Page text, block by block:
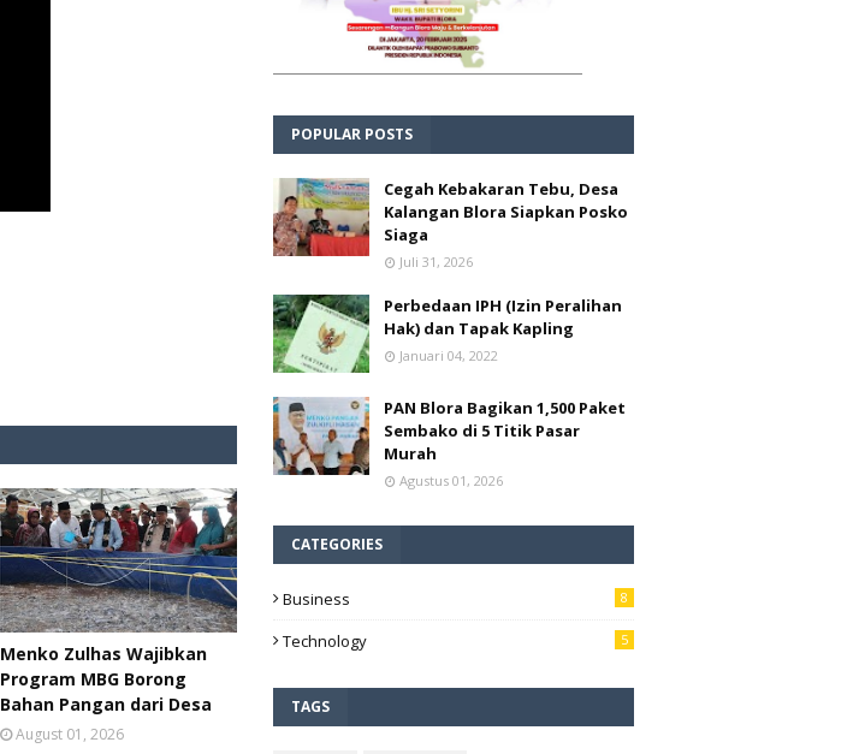
Menko Zulhas Wajibkan
Program MBG Borong
Bahan Pangan dari Desa
August 01, 2026
POPULAR POSTS
Cegah Kebakaran Tebu, Desa
Kalangan Blora Siapkan Posko
Siaga
Juli 31, 2026
Perbedaan IPH (Izin Peralihan
Hak) dan Tapak Kapling
Januari 04, 2022
PAN Blora Bagikan 1,500 Paket
Sembako di 5 Titik Pasar
Murah
Agustus 01, 2026
CATEGORIES
Business 8
Technology 5
TAGS